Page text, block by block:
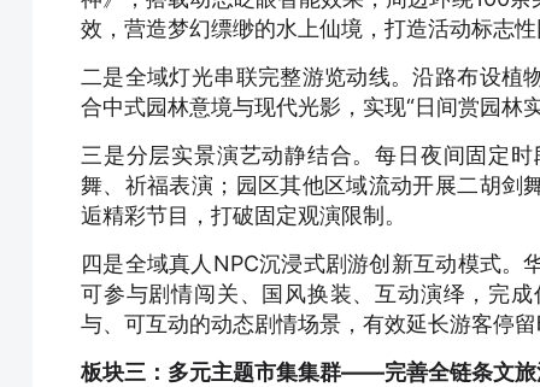
效，营造梦幻缥缈的水上仙境，打造活动标志
二是全域灯光串联完整游览动线。沿路布设植
合中式园林意境与现代光影，实现“日间赏园林
三是分层实景演艺动静结合。每日夜间固定
舞、祈福表演；园区其他区域流动开展二胡剑
逅精彩节目，打破固定观演限制。
四是全域真人NPC沉浸式剧游创新互动模式。
可参与剧情闯关、国风换装、互动演绎，完
与、可互动的动态剧情场景，有效延长游客停
板块三：多元主题市集集群——完善全链条文旅